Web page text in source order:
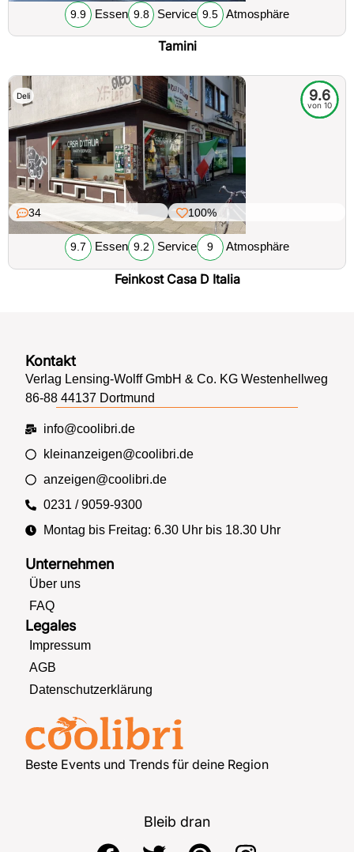
9.9 Essen 9.8 Service 9.5 Atmosphäre
Tamini
Deli 9.6
von 10
34 100%
9.7 Essen 9.2 Service 9 Atmosphäre
Feinkost Casa D Italia
Beste Events und Trends für deine Region
Unternehmen
Über uns
FAQ
Legales
Impressum
AGB
Datenschutzerklärung
Kontakt
Verlag Lensing-Wolff GmbH & Co. KG Westenhellweg
86-88 44137 Dortmund
info@coolibri.de
kleinanzeigen@coolibri.de
anzeigen@coolibri.de
0231 / 9059-9300
Montag bis Freitag: 6.30 Uhr bis 18.30 Uhr
Bleib dran
F
T
P
I